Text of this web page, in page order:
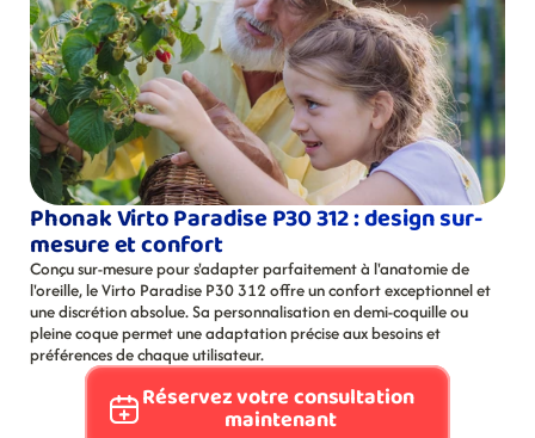
Phonak Virto Paradise P30 312 : design sur-
mesure et confort
Conçu sur-mesure pour s'adapter parfaitement à l'anatomie de
l'oreille, le Virto Paradise P30 312 offre un confort exceptionnel et
une discrétion absolue. Sa personnalisation en demi-coquille ou
pleine coque permet une adaptation précise aux besoins et
préférences de chaque utilisateur.
Réservez votre consultation
maintenant